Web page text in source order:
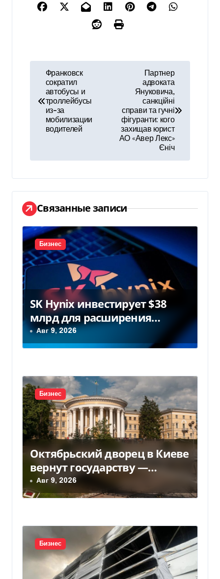
ц
и
я
п
о
з
а
п
и
с
я
м
Франковск
сократил
автобусы и
троллейбусы
из-за
мобилизации
водителей
Партнер
адвоката
Януковича,
санкційні
справи та гучні
фігуранти: кого
захищав юрист
АО «Авер Лекс»
Єніч
Связанные записи
Бизнес
SK Hynix инвестирует $38
млрд для расширения
заводов в Южной Корее
Авг 9, 2026
Бизнес
Октябрьский дворец в Киеве
вернут государству —
решение суда — Delo.ua
Авг 9, 2026
Бизнес